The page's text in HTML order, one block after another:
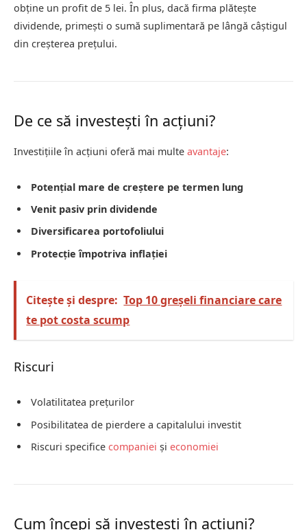
obține un profit de 5 lei. În plus, dacă firma plătește
dividende, primești o sumă suplimentară pe lângă câștigul
din creșterea prețului.
De ce să investești în acțiuni?
Investițiile în acțiuni oferă mai multe avantaje:
Potențial mare de creștere pe termen lung
Venit pasiv prin dividende
Diversificarea portofoliului
Protecție împotriva inflației
Citește și despre: Top 10 greșeli financiare care
te pot costa scump
Riscuri
Volatilitatea prețurilor
Posibilitatea de pierdere a capitalului investit
Riscuri specifice companiei și economiei
Cum începi să investești în acțiuni?